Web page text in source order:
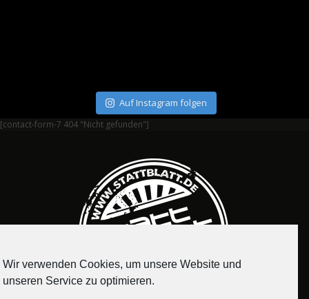
Auf Instagram folgen
[contact-form-7 404 "Nicht gefunden"]
Wir verwenden Cookies, um unsere Website und
unseren Service zu optimieren.